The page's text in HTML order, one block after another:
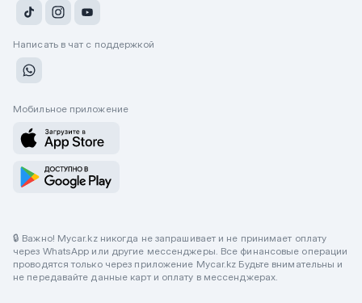
Написать в чат с поддержкой
Мобильное приложение
🔒 Важно! Mycar.kz никогда не запрашивает и не принимает оплату
через WhatsApp или другие мессенджеры. Все финансовые операции
проводятся только через приложение Mycar.kz Будьте внимательны и
не передавайте данные карт и оплату в мессенджерах.